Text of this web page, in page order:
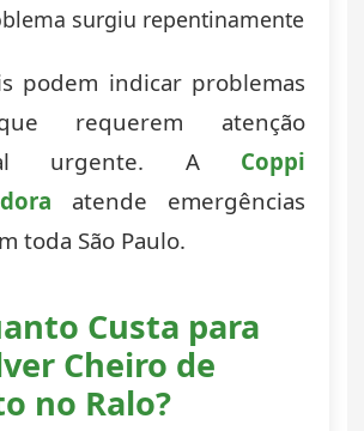
surgiu repentinamente
podem indicar problemas
requerem atenção
urgente. A Coppi
atende emergências
toda São Paulo.
Custa para
Cheiro de
no Ralo?